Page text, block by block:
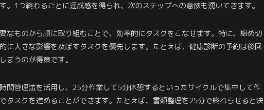
。1つ終わるごとに達成感を得られ、次のステップへの意欲も湧いてきます。
なものから順に取り組むことで、効率的にタスクをこなせます。特に、締め切
に大きな影響を及ぼすタスクを優先します。たとえば、健康診断の予約は後回
まうのが得策です。
間管理法を活用し、25分作業して5分休憩するといったサイクルで集中して作
タスクを進めることができます。たとえば、書類整理を25分で終わらせると決